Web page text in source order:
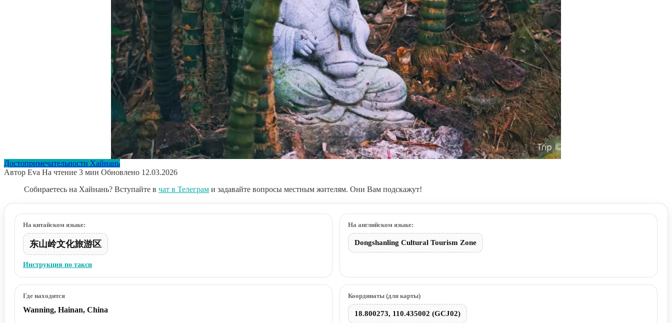
Достопримечательности Хайнань
Автор Eva На чтение 3 мин Обновлено 12.03.2026
Собираетесь на Хайнань? Вступайте в чат в Телеграм и задавайте вопросы местным жителям. Они Вам подскажут!
На китайском языке:
东山岭文化旅游区
Инструкция по такси
На английском языке:
Dongshanling Cultural Tourism Zone
Где находится
Wanning, Hainan, China
Координаты (для карты)
18.800273, 110.435002 (GCJ02)